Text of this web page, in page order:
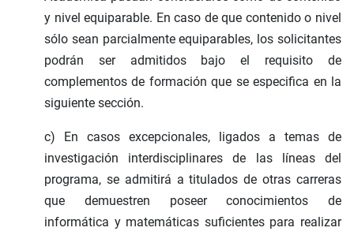
y nivel equiparable. En caso de que contenido o nivel
sólo sean parcialmente equiparables, los solicitantes
podrán ser admitidos bajo el requisito de
complementos de formación que se especifica en la
siguiente sección.
c) En casos excepcionales, ligados a temas de
investigación interdisciplinares de las líneas del
programa, se admitirá a titulados de otras carreras
que demuestren poseer conocimientos de
informática y matemáticas suficientes para realizar